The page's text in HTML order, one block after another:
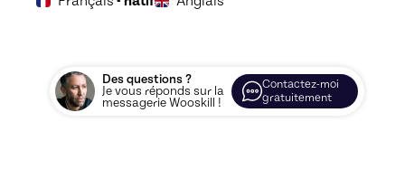
Des questions ?
Je vous réponds sur la
messagerie Wooskill !
Contactez-moi
gratuitement